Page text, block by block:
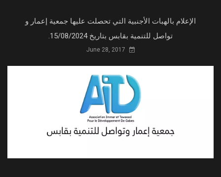
الإعلام بالهبات الأجنبية التي تحصلت عليها جمعية إعمار و
تواصل للتنمية بقابس بتاريخ 15/08/2024.